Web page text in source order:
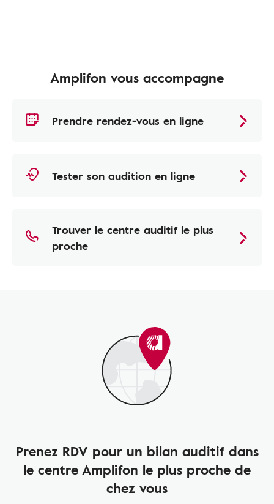
Amplifon vous accompagne
Prendre rendez-vous en ligne
Tester son audition en ligne
Trouver le centre auditif le plus
proche
Prenez RDV pour un bilan auditif dans
le centre Amplifon le plus proche de
chez vous